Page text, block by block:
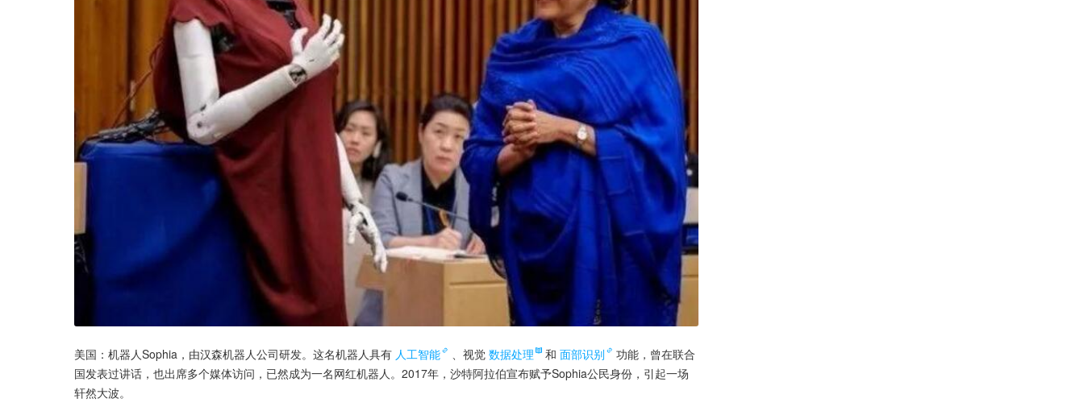
美国：机器人Sophia，由汉森机器人公司研发。这名机器人具有 人工智能 、视觉 数据处理 和 面部识别
功能，曾在联合
国发表过讲话，也出席多个媒体访问，已然成为一名网红机器人。2017年，沙特阿拉伯宣布赋予Sophia公民身份，引起一场
轩然大波。